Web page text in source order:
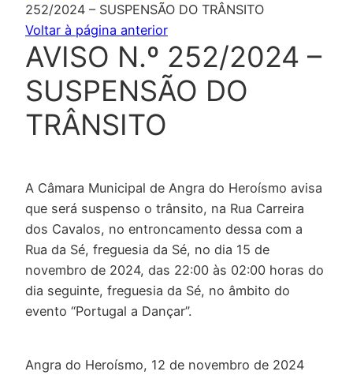
252/2024 – SUSPENSÃO DO TRÂNSITO
Voltar à página anterior
AVISO N.º 252/2024 –
SUSPENSÃO DO
TRÂNSITO
A Câmara Municipal de Angra do Heroísmo avisa
que será suspenso o trânsito, na Rua Carreira
dos Cavalos, no entroncamento dessa com a
Rua da Sé, freguesia da Sé, no dia 15 de
novembro de 2024, das 22:00 às 02:00 horas do
dia seguinte, freguesia da Sé, no âmbito do
evento “Portugal a Dançar”.
Angra do Heroísmo, 12 de novembro de 2024